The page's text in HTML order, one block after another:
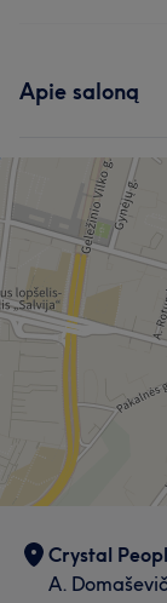
Apie saloną
Crystal
A.